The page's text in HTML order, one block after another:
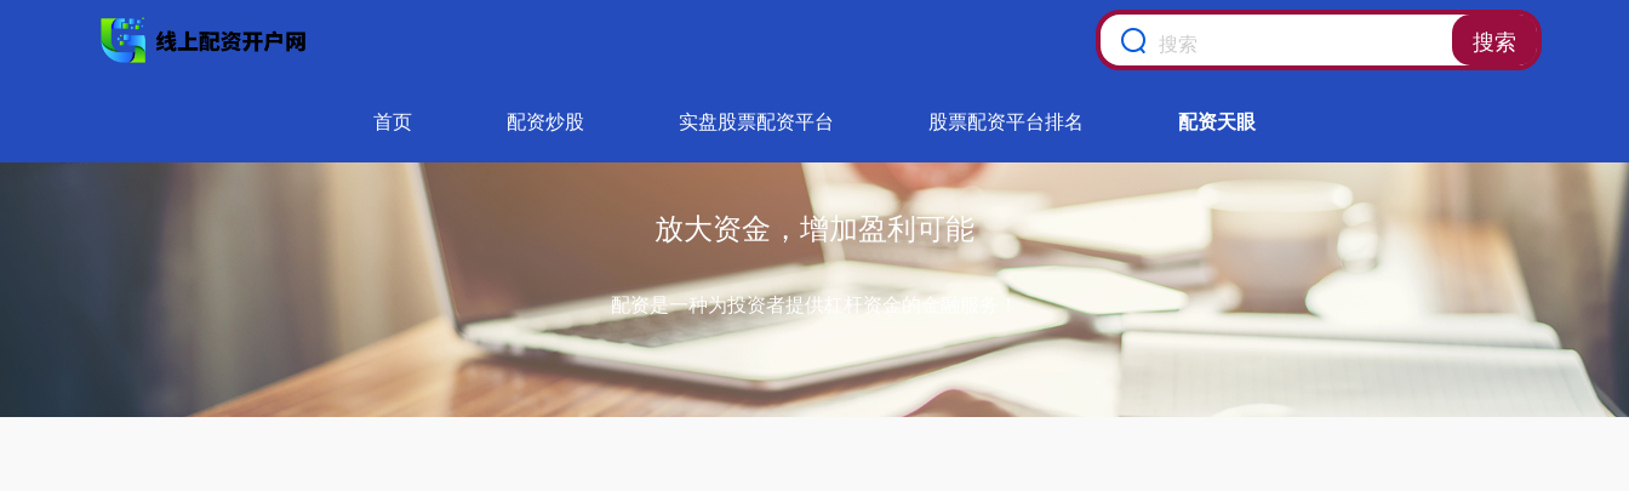
搜索
首页 配资炒股 实盘股票配资平台 股票配资平台排名 配资天眼
放大资金，增加盈利可能
配资是一种为投资者提供杠杆资金的金融服务！